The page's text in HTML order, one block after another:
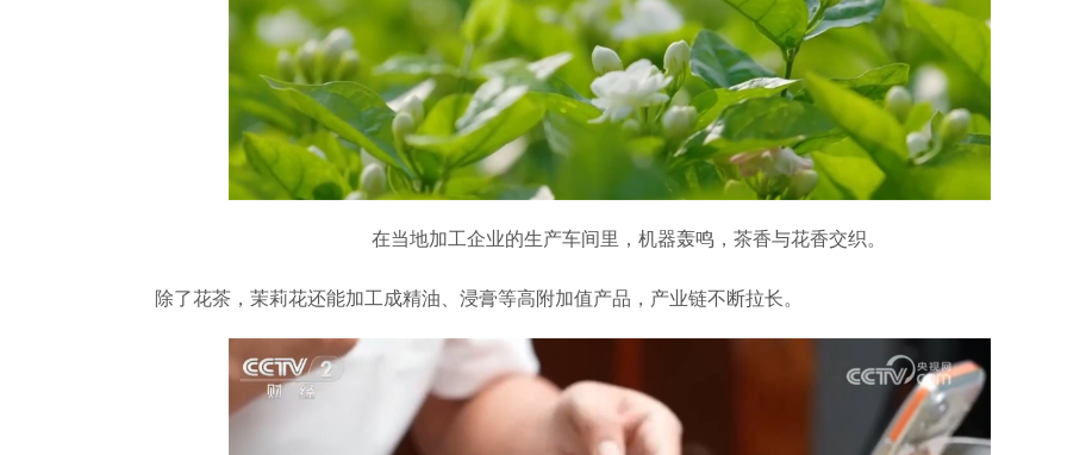
在当地加工企业的生产车间里，机器轰鸣，茶香与花香交织。
除了花茶，茉莉花还能加工成精油、浸膏等高附加值产品，产业链不断拉长。